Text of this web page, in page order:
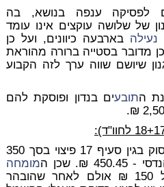
לפסיקה ענפה בנושא, בה
של שלושה עוקצים אינו עומד
נעילה בארבעה כיוונים, ועל כן
מדובר בסטייה ברורה מהוראת
שיושם שווה ערך לזה הקבוע
התובעים בנדון ופוסקת להם
ים יש לפסוק בגין סעיף 17 פיצוי בסך 350
₪. שכן ה
מומחה
קבע בחוות דעתו סכום של 150 ₪ אולם לאחר שהובהר